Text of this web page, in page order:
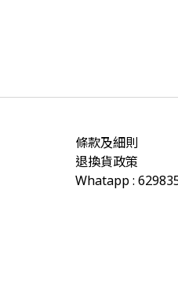
條款及細則
退換貨政策
Whatapp :